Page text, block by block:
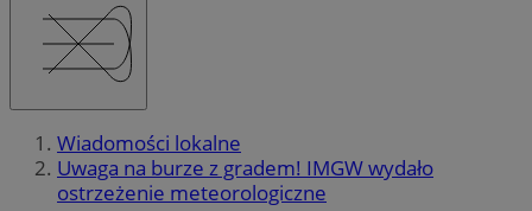
Wiadomości lokalne
Uwaga na burze z gradem! IMGW wydało
ostrzeżenie meteorologiczne